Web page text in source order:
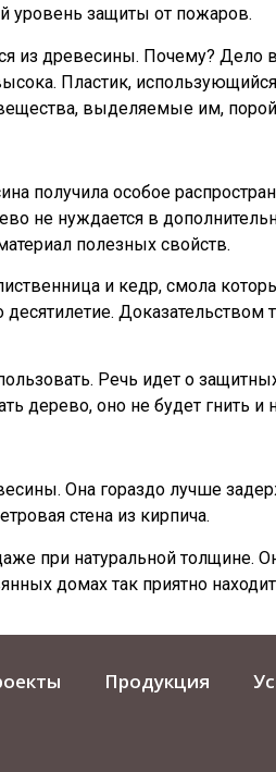
уровень защиты от пожаров.
из древесины. Почему? Дело
Пластик,
выделяемые им,
получила особое
не нуждается в
полезных свойств.
и кедр, смола
Речь идет о
дерево, оно не будет
Она гораздо лучше
стена из кирпича.
при натуральной
домах так приятно
Продукция